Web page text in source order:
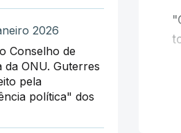
2026
Conselho de
da ONU. Guterres
pela
política" dos